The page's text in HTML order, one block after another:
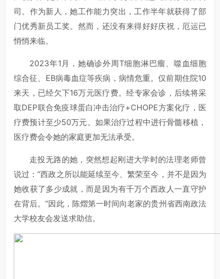
司。作为新人，她工作能力突出，工作半年就获得了部
门优秀新员工奖。然而，还没有来得好好庆祝，厄运已
悄悄来临。
2023年1月，她确诊外周T细胞淋巴瘤、噬血细胞
综合征、EB病毒血症等疾病，病情危重。仅前期住院10
来天，已经欠下16万元医疗费。经专家会诊，后续将采
取DEP联合免疫球蛋白冲击治疗+CHOPE方案化疗，医
疗费预计至少50万元。如果治疗过程中进行骨髓移植，
医疗费会令她的家庭更加无法承受。
走投无路的她，突然想起刚进大学时的法理老师曾
说过：“西政之所以能延续至今、繁荣至今，并不是因为
她收获了多少成就，而是因为有千万个西政人一直守护
在背后。”因此，陈熠第一时间向老家的贵州省西南政法
大学校友会发送求助信。